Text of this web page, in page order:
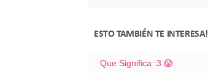
ESTO TAMBIÉN TE INTERESA!
Que Significa :3 😱